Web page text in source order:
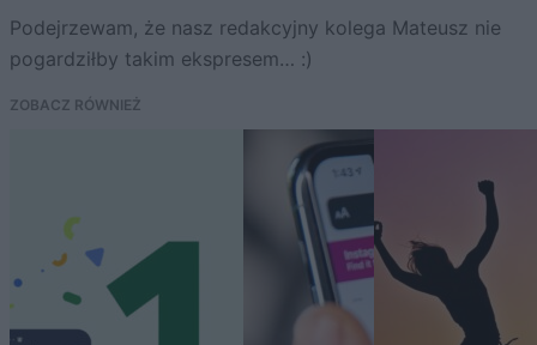
Podejrzewam, że nasz redakcyjny kolega Mateusz nie
pogardziłby takim ekspresem… :)
ZOBACZ RÓWNIEŻ